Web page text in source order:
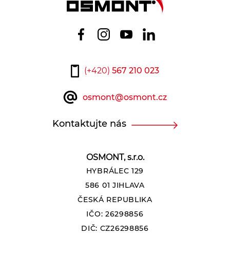
OSMONT, s.r.o.
HYBRÁLEC 129
586 01 JIHLAVA
ČESKÁ REPUBLIKA
IČO: 26298856
DIČ: CZ26298856
(+420) 567 210 023
osmont@osmont.cz
Kontaktujte nás